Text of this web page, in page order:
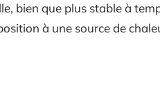
bien que plus stable à
à une source de